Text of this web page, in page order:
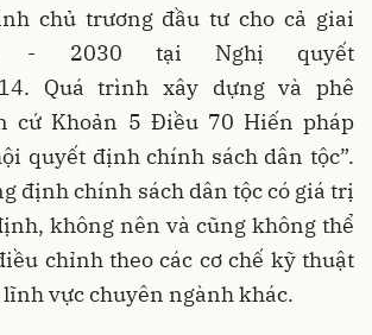
chủ trương đầu tư cho cả giai
- 2030 tại Nghị quyết
Quá trình xây dựng và phê
cứ Khoản 5 Điều 70 Hiến pháp
quyết định chính sách dân tộc”.
định chính sách dân tộc có giá trị
không nên và cũng không thể
chỉnh theo các cơ chế kỹ thuật
lĩnh vực chuyên ngành khác.